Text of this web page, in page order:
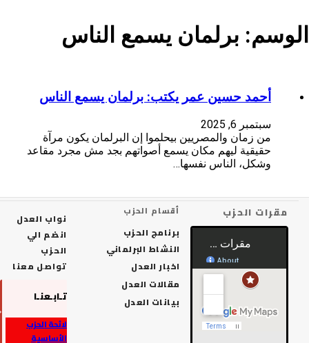
برلمان يسمع الناس
أحمد حسين عمر يكتب: برلمان يسمع الناس
سبتمبر 6, 2025
من زمان والمصريين بيحلموا إن البرلمان يكون مرآة
حقيقية ليهم مكان يسمع أصواتهم بجد مش مجرد مقاعد
وشكل، الناس نفسها…
الحزب أقسام الحزب
برنامج الحزب
النشاط البرلماني
اخبار العدل
مقالات العدل
بيانات العدل
نواب العدل
انضم الي
تواصل معنا
تـابـعنـا
لائحة الحزب
الأساسية